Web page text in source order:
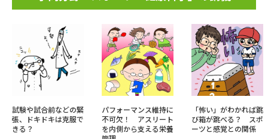
試験や試合前などの緊
張、ドキドキは克服で
きる？
パフォーマンス維持に
不可欠！ アスリート
を内側から支える栄養
「怖い」がわかれば跳
び箱が跳べる？ スポ
ーツと感覚との関係